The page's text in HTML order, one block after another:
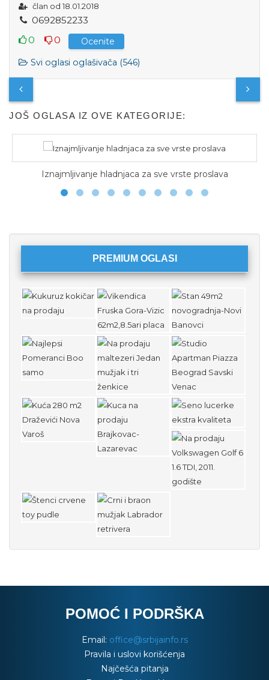
član od 18.01.2018
0692852233
0
0
Ocenite
Svi oglasi oglašivača (546)
JOŠ OGLASA IZ OVE KATEGORIJE:
Iznajmljivanje hladnjaca za sve vrste proslava
PREMIUM OGLASI
POMOĆ I PODRŠKA
Email: office@srbijainfo.rs
Pravila i uslovi korišćenja
Najčešća pitanja